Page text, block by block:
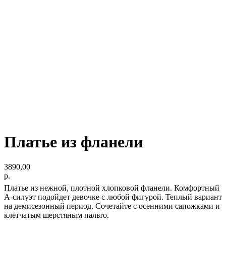
Платье из фланели
3890,00
р.
Платье из нежной, плотной хлопковой фланели. Комфортный
А-силуэт подойдет девочке с любой фигурой. Теплый вариант
на демисезонный период. Сочетайте с осенними сапожками и
клетчатым шерстяным пальто.